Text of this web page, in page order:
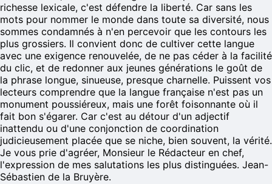
richesse lexicale, c'est défendre la liberté. Car sans les
mots pour nommer le monde dans toute sa diversité, nous
sommes condamnés à n'en percevoir que les contours les
plus grossiers. Il convient donc de cultiver cette langue
avec une exigence renouvelée, de ne pas céder à la facilité
du clic, et de redonner aux jeunes générations le goût de
la phrase longue, sinueuse, presque charnelle. Puissent vos
lecteurs comprendre que la langue française n'est pas un
monument poussiéreux, mais une forêt foisonnante où il
fait bon s'égarer. Car c'est au détour d'un adjectif
inattendu ou d'une conjonction de coordination
judicieusement placée que se niche, bien souvent, la vérité.
Je vous prie d'agréer, Monsieur le Rédacteur en chef,
l'expression de mes salutations les plus distinguées. Jean-
Sébastien de la Bruyère.